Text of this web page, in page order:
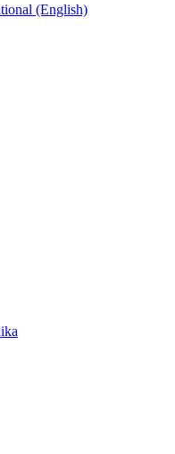
(English)